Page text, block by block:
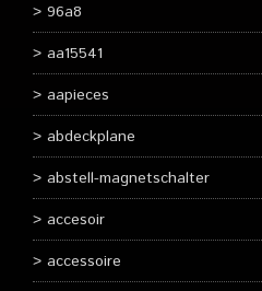
96a8
aa15541
aapieces
abdeckplane
abstell-magnetschalter
accesoir
accessoire